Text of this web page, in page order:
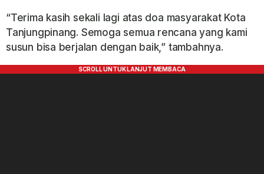
“Terima kasih sekali lagi atas doa masyarakat Kota
Tanjungpinang. Semoga semua rencana yang kami
susun bisa berjalan dengan baik,” tambahnya.